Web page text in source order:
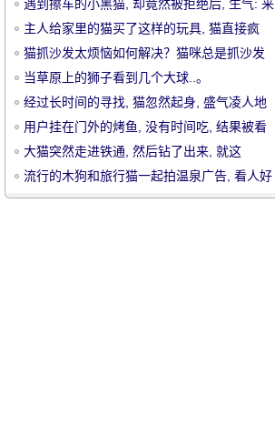
宠
遇到擦车的小黑猫, 却竟然被拒绝后, 生气: 来
啊, 打猫!
主人给家里的猫买了这样的玩具, 猫直接疯
了, 哈哈.....。
猫抓沙发太烦恼如何解决？猫咪总是抓沙发
怎么办
当草原上的狮子看到几个大球..。
经过长时间的寻找, 猫忽然起身, 盛气凌人地
抱着狗的脖子.....。
用户挂在门外的烤鱼, 没有时间吃, 结果被看
到后的猫.....。
大猫突然走进铁通, 然后钻了出来, 就这
样.....。
流行的木狗和旅行猫一起拍温泉广告, 看人好
心